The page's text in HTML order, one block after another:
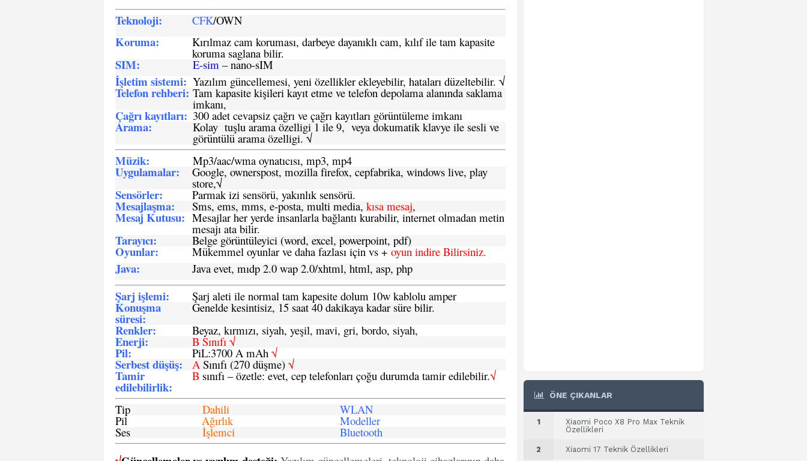
Teknoloji: CFK/OWN
Koruma: Kırılmaz cam koruması, darbeye dayanıklı cam, kılıf ile tam kapasite
koruma saglana bilir.
SIM: E-sim – nano-sIM
İşletim sistemi: Yazılım güncellemesi, yeni özellikler ekleyebilir, hataları düzeltebilir. √
Telefon rehberi: Tam kapasite kişileri kayıt etme ve telefon depolama alanında saklama
imkanı,
Çağrı kayıtları: 300 adet cevapsiz çağrı ve çağrı kayıtları görüntüleme imkanı
Arama: Kolay tuşlu arama özelligi 1 ile 9, veya dokumatik klavye ile sesli ve
görüntülü arama özelligi. √
Müzik: Mp3/aac/wma oynatıcısı, mp3, mp4
Uygulamalar: Google, ownerspost, mozilla firefox, cepfabrika, windows live, play
store,√
Sensörler: Parmak izi sensörü, yakınlık sensörü.
Mesajlaşma: Sms, ems, mms, e-posta, multi media, kısa mesaj,
Mesaj Kutusu: Mesajlar her yerde insanlarla bağlantı kurabilir, internet olmadan metin
mesajı ata bilir.
Tarayıcı: Belge görüntüleyici (word, excel, powerpoint, pdf)
Oyunlar: Mükemmel oyunlar ve daha fazlası için vs +oyun indire Bilirsiniz.
Java: Java evet, mıdp 2.0 wap 2.0/xhtml, html, asp, php
Şarj işlemi: Şarj aleti ile normal tam kapesite dolum 10w kablolu amper
Konuşma
süresi:
Genelde kesintisiz, 15 saat 40 dakikaya kadar süre bilir.
Renkler: Beyaz, kırmızı, siyah, yeşil, mavi, gri, bordo, siyah,
Enerji: B Sınıfı √
Pil: PiL:3700 A mAh √
Serbest düşüş: ASınıfı (270 düşme) √
Tamir
edilebilirlik:
B sınıfı – özetle: evet, cep telefonları çoğu durumda tamir edilebilir.√
Tip Dahili WLAN
Pil Ağırlık Modeller
Ses İşlemci Bluetooth
ÖNE ÇIKANLAR
1
Xiaomi Poco X8 Pro Max Teknik
Özellikleri
2 Xiaomi 17 Teknik Özellikleri